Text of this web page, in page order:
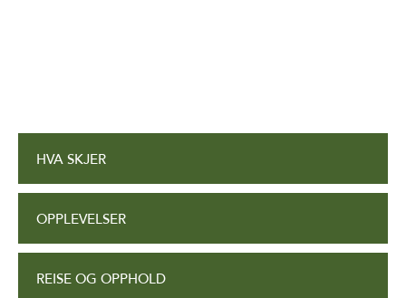
HVA SKJER
OPPLEVELSER
REISE OG OPPHOLD